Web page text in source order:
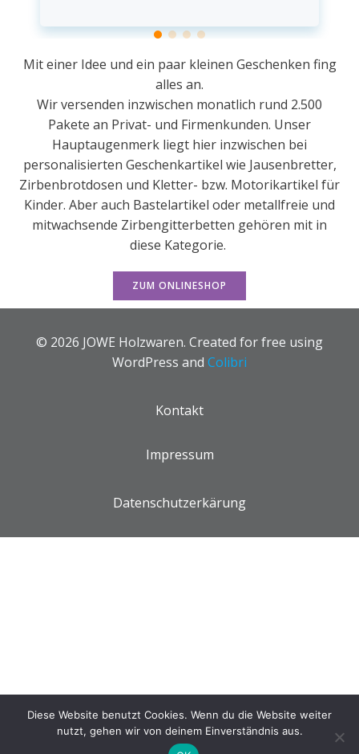
Mit einer Idee und ein paar kleinen Geschenken fing
alles an.
Wir versenden inzwischen monatlich rund 2.500
Pakete an Privat- und Firmenkunden. Unser
Hauptaugenmerk liegt hier inzwischen bei
personalisierten Geschenkartikel wie Jausenbretter,
Zirbenbrotdosen und Kletter- bzw. Motorikartikel für
Kinder. Aber auch Bastelartikel oder metallfreie und
mitwachsende Zirbengitterbetten gehören mit in
diese Kategorie.
ZUM ONLINESHOP
© 2026 JOWE Holzwaren. Created for free using
WordPress and Colibri
Kontakt
Impressum
Datenschutzerkärung
Diese Website benutzt Cookies. Wenn du die Website weiter
nutzt, gehen wir von deinem Einverständnis aus.